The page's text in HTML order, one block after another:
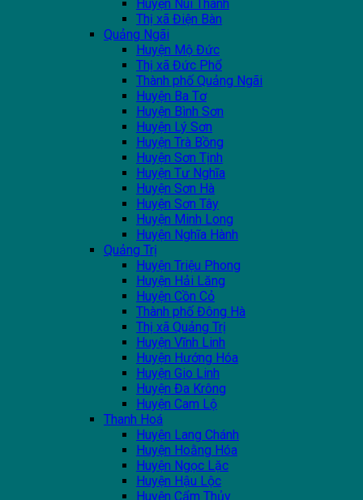
Huyện Núi Thành
Thị xã Điện Bàn
Quảng Ngãi
Huyện Mộ Đức
Thị xã Đức Phổ
Thành phố Quảng Ngãi
Huyện Ba Tơ
Huyện Bình Sơn
Huyện Lý Sơn
Huyện Trà Bồng
Huyện Sơn Tịnh
Huyện Tư Nghĩa
Huyện Sơn Hà
Huyện Sơn Tây
Huyện Minh Long
Huyện Nghĩa Hành
Quảng Trị
Huyện Triệu Phong
Huyện Hải Lăng
Huyện Cồn Cỏ
Thành phố Đông Hà
Thị xã Quảng Trị
Huyện Vĩnh Linh
Huyện Hướng Hóa
Huyện Gio Linh
Huyện Đa Krông
Huyện Cam Lộ
Thanh Hoá
Huyện Lang Chánh
Huyện Hoằng Hóa
Huyện Ngọc Lặc
Huyện Hậu Lộc
Huyện Cẩm Thủy